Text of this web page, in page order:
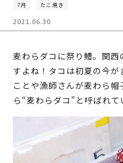
7月 たこ焼き
2021.06.30
麦わらダコに祭り鱧。関
すよね！タコは初夏の今
ことや漁師さんが麦わら
ら“麦わらダコ”と呼ばれて